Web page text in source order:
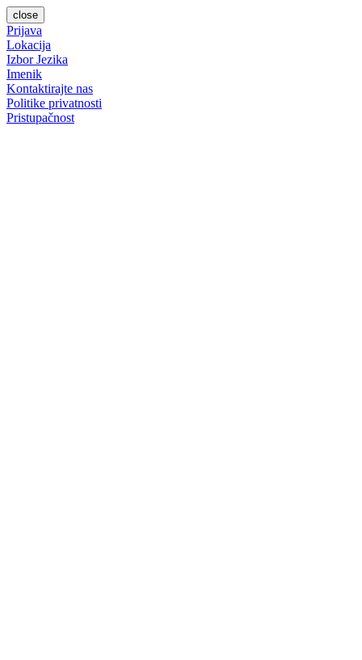
close
Prijava
Lokacija
Izbor Jezika
Imenik
Kontaktirajte nas
Politike privatnosti
Pristupačnost